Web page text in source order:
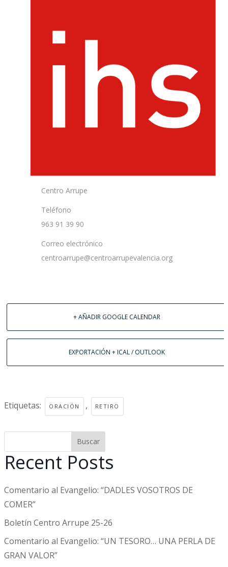
Centro Arrupe
Teléfono
963 91 39 90
Correo electrónico
centroarrupe@centroarrupevalencia.org
+ AÑADIR GOOGLE CALENDAR
EXPORTACIÓN + ICAL / OUTLOOK
Etiquetas: ORACIÓN , RETIRO
Buscar
Recent Posts
Comentario al Evangelio: “DADLES VOSOTROS DE
COMER”
Boletín Centro Arrupe 25-26
Comentario al Evangelio: “UN TESORO… UNA PERLA DE
GRAN VALOR”